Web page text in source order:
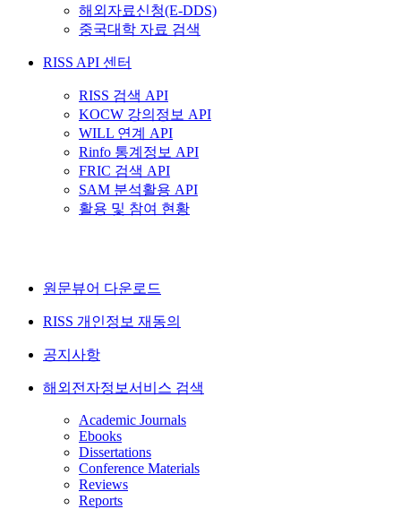
해외자료신청(E-DDS)
중국대학 자료 검색
RISS API 센터
RISS 검색 API
KOCW 강의정보 API
WILL 연계 API
Rinfo 통계정보 API
FRIC 검색 API
SAM 분석활용 API
활용 및 참여 현황
원문뷰어 다운로드
RISS 개인정보 재동의
공지사항
해외전자정보서비스 검색
Academic Journals
Ebooks
Dissertations
Conference Materials
Reviews
Reports